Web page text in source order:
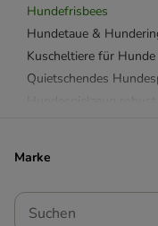
Hundefrisbees
Hundetaue &
Kuscheltiere für Hunde
Quietschendes
Bobby
Chuckit!
Marke
Suchen